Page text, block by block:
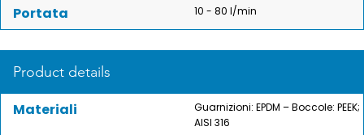
Product details
Materiali
Guarnizioni: EPDM – Boccole: PEEK;
AISI 316
Portata 10 - 80 l/min